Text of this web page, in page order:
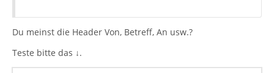
Du meinst die Header Von, Betreff, An usw.?
Teste bitte das ↓.